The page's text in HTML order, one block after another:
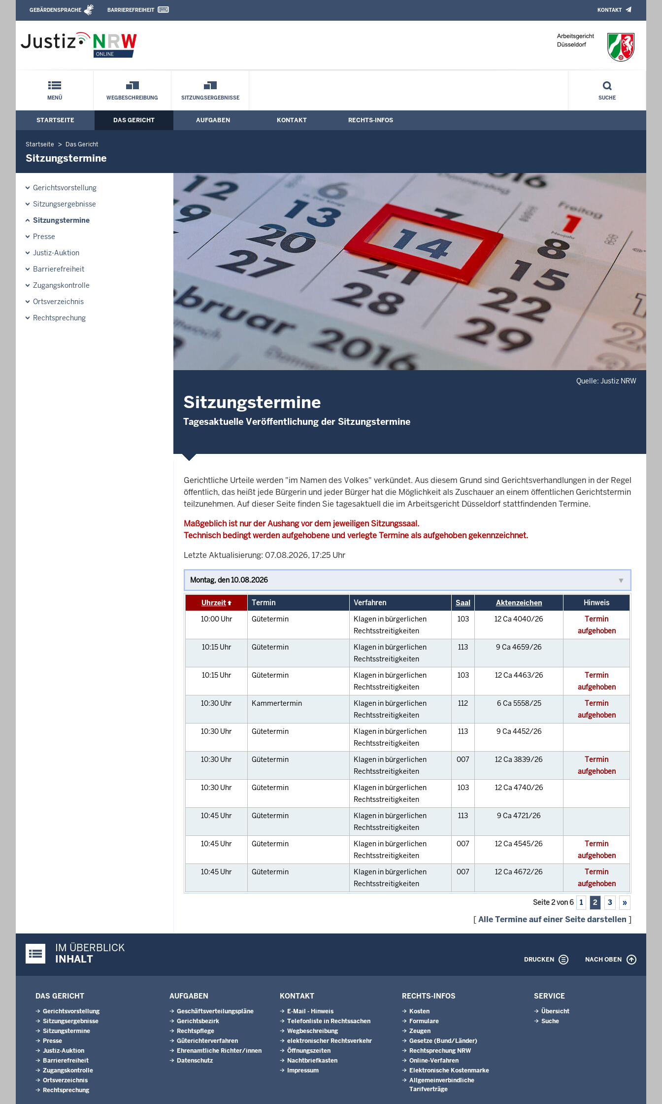
Arbeitsgericht Düsseldorf: Sitzungstermine
Direkt zum Inhalt
Leichte Sprache, Gebärdensprachenvideo und Kontaktformular
GEBÄRDENSPRACHE BARRIEREFREIHEIT KONTAKT
Schnellnavigation mit Volltext-Suche
MENÜ WEGBESCHREIBUNG SITZUNGSERGEBNISSE SUCHE
Hauptmenü: Hauptnavigation
STARTSEITE DAS GERICHT AUFGABEN KONTAKT RECHTS-INFOS
Startseite Das Gericht
Sitzungstermine
Gerichtsvorstellung
Sitzungsergebnisse
Sitzungstermine
Presse
Justiz-Auktion
Barrierefreiheit
Zugangskontrolle
Ortsverzeichnis
Rechtsprechung
Quelle: Justiz NRW
Sitzungstermine
Tagesaktuelle Veröffentlichung der Sitzungstermine
Gerichtliche Urteile werden "im Namen des Volkes" verkündet. Aus diesem Grund sind Gerichtsverhandlungen in der Regel
öffentlich, das heißt jede Bürgerin und jeder Bürger hat die Möglichkeit als Zuschauer an einem öffentlichen Gerichtstermin
teilzunehmen. Auf dieser Seite finden Sie tagesaktuell die im Arbeitsgericht Düsseldorf stattfindenden Termine.
Maßgeblich ist nur der Aushang vor dem jeweiligen Sitzungssaal.
Technisch bedingt werden aufgehobene und verlegte Termine als aufgehoben gekennzeichnet.
Letzte Aktualisierung: 07.08.2026, 17:25 Uhr
Uhrzeit Termin Verfahren Saal Aktenzeichen
Hinweis
10:00 Uhr Gütetermin
Klagen in bürgerlichen
Rechtsstreitigkeiten
103 12 Ca 4040/26
Termin
aufgehoben
10:15 Uhr Gütetermin
Klagen in bürgerlichen
Rechtsstreitigkeiten
113 9 Ca 4659/26
10:15 Uhr Gütetermin
Klagen in bürgerlichen
Rechtsstreitigkeiten
103 12 Ca 4463/26
Termin
aufgehoben
10:30 Uhr Kammertermin
Klagen in bürgerlichen
Rechtsstreitigkeiten
112 6 Ca 5558/25
Termin
aufgehoben
10:30 Uhr Gütetermin
Klagen in bürgerlichen
Rechtsstreitigkeiten
113 9 Ca 4452/26
10:30 Uhr Gütetermin
Klagen in bürgerlichen
Rechtsstreitigkeiten
007 12 Ca 3839/26
Termin
aufgehoben
10:30 Uhr Gütetermin
Klagen in bürgerlichen
Rechtsstreitigkeiten
103 12 Ca 4740/26
10:45 Uhr Gütetermin
Klagen in bürgerlichen
Rechtsstreitigkeiten
113 9 Ca 4721/26
10:45 Uhr Gütetermin
Klagen in bürgerlichen
Rechtsstreitigkeiten
007 12 Ca 4545/26
Termin
aufgehoben
10:45 Uhr Gütetermin
Klagen in bürgerlichen
Rechtsstreitigkeiten
007 12 Ca 4672/26
Termin
aufgehoben
Seite 2 von 6 1 2 3 »
[Alle Termine auf einer Seite darstellen ]
Justiz-Portal im Überblick:
IM ÜBERBLICK
INHALT
DRUCKEN NACH OBEN
DAS GERICHT
Gerichtsvorstellung
Sitzungsergebnisse
Sitzungstermine
Presse
Justiz-Auktion
Barrierefreiheit
Zugangskontrolle
Ortsverzeichnis
Rechtsprechung
AUFGABEN
Geschäftsverteilungspläne
Gerichtsbezirk
Rechtspflege
Güterichterverfahren
Ehrenamtliche Richter/innen
Datenschutz
KONTAKT
E-Mail - Hinweis
Telefonliste in Rechtssachen
Wegbeschreibung
elektronischer Rechtsverkehr
Öffnungszeiten
Nachtbriefkasten
Impressum
RECHTS-INFOS
Kosten
Formulare
Zeugen
Gesetze (Bund/Länder)
Rechtsprechung NRW
Online-Verfahren
Elektronische Kostenmarke
Allgemeinverbindliche
Tarifverträge
SERVICE
Übersicht
Suche